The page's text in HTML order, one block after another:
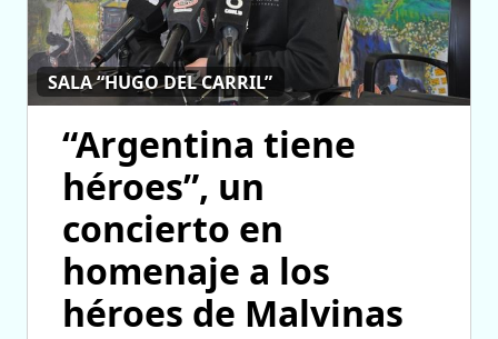
SALA “HUGO DEL CARRIL”
“Argentina tiene
héroes”, un
concierto en
homenaje a los
héroes de Malvinas